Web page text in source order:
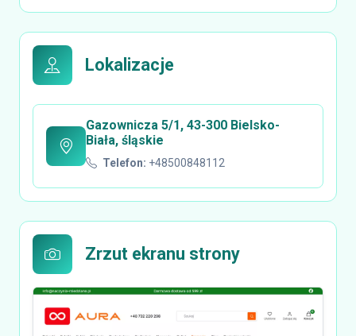
Lokalizacje
Gazownicza 5/1, 43-300 Bielsko-
Biała, śląskie
Telefon: +48500848112
Zrzut ekranu strony